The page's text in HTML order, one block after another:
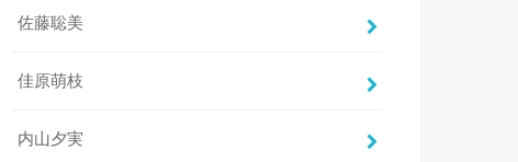
佐藤聡美
佳原萌枝
内山夕実